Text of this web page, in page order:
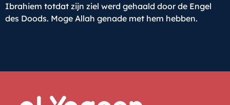
Ibrahiem totdat zijn ziel werd gehaald door de Engel
des Doods. Moge Allah genade met hem hebben.